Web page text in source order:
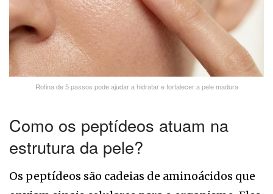
Rotina de 5 passos pode ajudar a hidratar e fortalecer a pele madura
Como os peptídeos atuam na
estrutura da pele?
Os peptídeos são cadeias de aminoácidos que